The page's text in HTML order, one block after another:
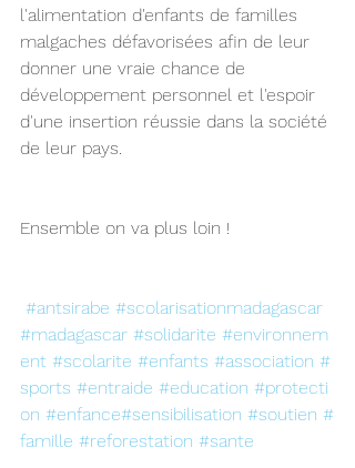
l'alimentation d'enfants de familles
malgaches défavorisées afin de leur
donner une vraie chance de
développement personnel et l'espoir
d'une insertion réussie dans la société
de leur pays.
Ensemble on va plus loin !
#antsirabe #scolarisationmadagascar
#madagascar #solidarite #environnem
ent #scolarite #enfants #association #
sports #entraide #education #protecti
on #enfance#sensibilisation #soutien #
famille #reforestation #sante